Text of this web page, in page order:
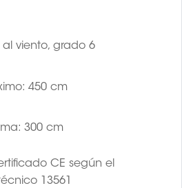
al viento, grado 6
450 cm
300 cm
CE según el
13561